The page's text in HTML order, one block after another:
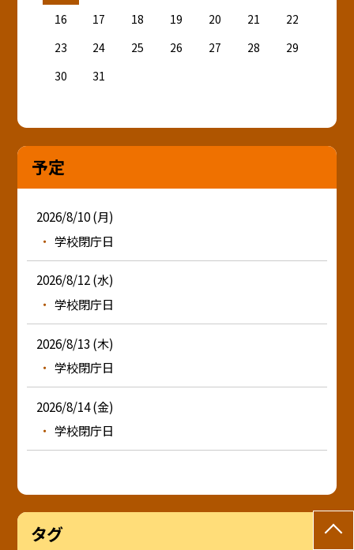
16
17 18 19 20 21
22
23
24 25 26 27 28
29
30
31
予定
2026/8/10 (月)
学校閉庁日
2026/8/12 (水)
学校閉庁日
2026/8/13 (木)
学校閉庁日
2026/8/14 (金)
学校閉庁日
タグ